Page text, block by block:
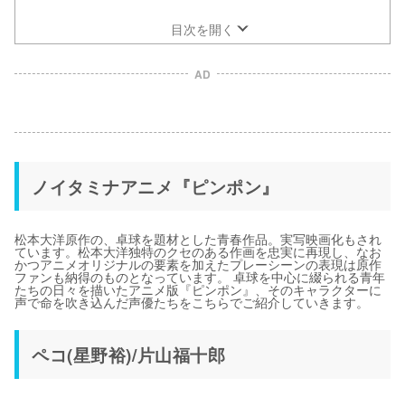
目次を開く
AD
ノイタミナアニメ『ピンポン』
松本大洋原作の、卓球を題材とした青春作品。実写映画化もされ
ています。松本大洋独特のクセのある作画を忠実に再現し、なお
かつアニメオリジナルの要素を加えたプレーシーンの表現は原作
ファンも納得のものとなっています。 卓球を中心に綴られる青年
たちの日々を描いたアニメ版『ピンポン』、そのキャラクターに
声で命を吹き込んだ声優たちをこちらでご紹介していきます。
ペコ(星野裕)/片山福十郎